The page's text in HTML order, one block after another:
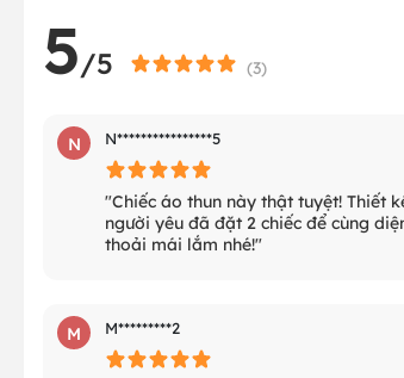
5/5 (3)
N N****************5
"Chiếc áo thun này thật tuyệt! Thiết
người yêu đã đặt 2 chiếc để cùng
thoải mái lắm nhé!"
M M*********2